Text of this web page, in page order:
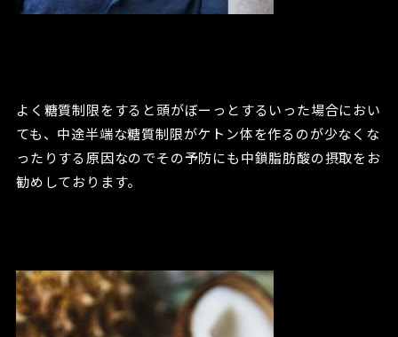
よく糖質制限をすると頭がぼーっとするいった場合におい
ても、中途半端な糖質制限がケトン体を作るのが少なくな
ったりする原因なのでその予防にも中鎖脂肪酸の摂取をお
勧めしております。